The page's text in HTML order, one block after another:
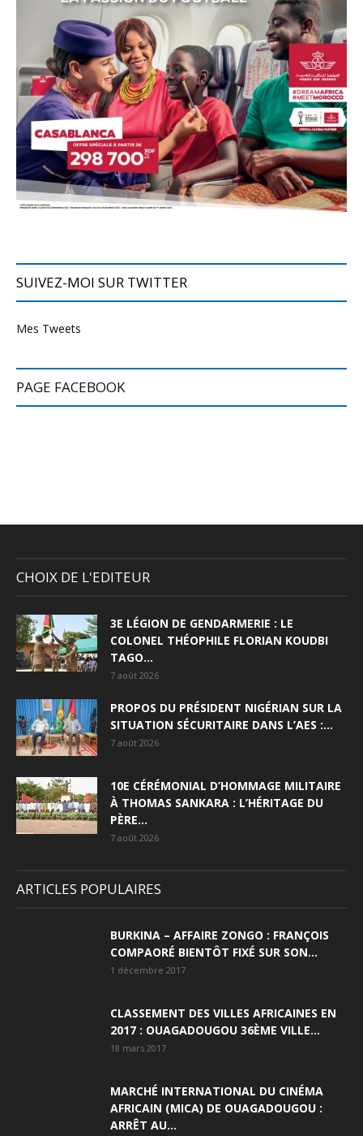
SUIVEZ-MOI SUR TWITTER
Mes Tweets
PAGE FACEBOOK
CHOIX DE L'EDITEUR
3E LÉGION DE GENDARMERIE : LE
COLONEL THÉOPHILE FLORIAN KOUDBI
TAGO...
7 août 2026
PROPOS DU PRÉSIDENT NIGÉRIAN SUR LA
SITUATION SÉCURITAIRE DANS L’AES :...
7 août 2026
10E CÉRÉMONIAL D’HOMMAGE MILITAIRE
À THOMAS SANKARA : L’HÉRITAGE DU
PÈRE...
7 août 2026
ARTICLES POPULAIRES
BURKINA – AFFAIRE ZONGO : FRANÇOIS
COMPAORÉ BIENTÔT FIXÉ SUR SON...
1 décembre 2017
CLASSEMENT DES VILLES AFRICAINES EN
2017 : OUAGADOUGOU 36ÈME VILLE...
18 mars 2017
MARCHÉ INTERNATIONAL DU CINÉMA
AFRICAIN (MICA) DE OUAGADOUGOU :
ARRÊT AU...